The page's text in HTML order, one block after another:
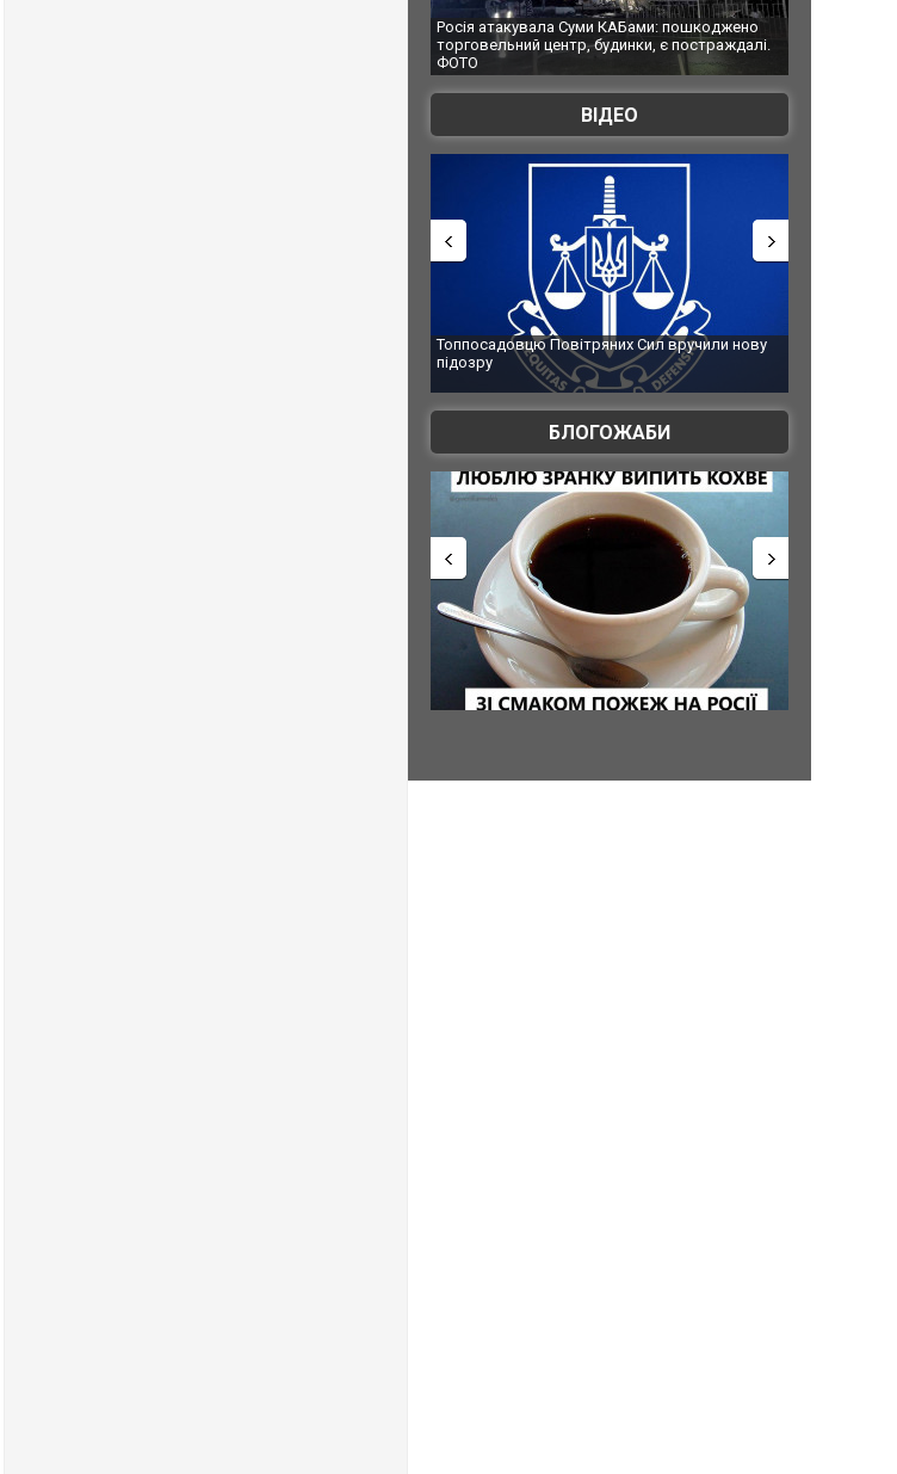
Росія атакувала Суми КАБами: пошкоджено
торговельний центр, будинки, є постраждалі.
Українські надзвичайники
під час ліквідації масштабної
Франції
ВІДЕО
Топпосадовцю Повітряних Сил вручили нову
Сили оборони уразили
губернатор регіону заявив про
атаку. ВІДЕО
БЛОГОЖАБИ